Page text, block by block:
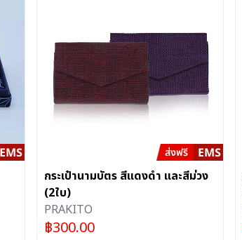
กระเป๋านามบัตร สีแดงดำ และสีม่วง
(2ใบ)
PRAKITO
฿300.00